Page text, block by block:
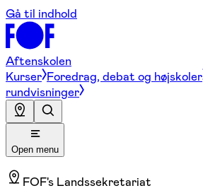
Gå til indhold
Aftenskolen
Kurser Foredrag, debat og højskoler
rundvisninger
Open menu
FOF's Landssekretariat